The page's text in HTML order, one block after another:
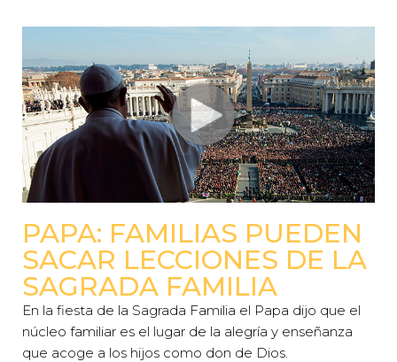
PAPA: FAMILIAS PUEDEN
SACAR LECCIONES DE LA
SAGRADA FAMILIA
En la fiesta de la Sagrada Familia el Papa dijo que el
núcleo familiar es el lugar de la alegría y enseñanza
que acoge a los hijos como don de Dios.